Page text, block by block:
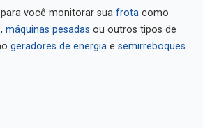
você monitorar sua frota como
máquinas pesadas ou outros tipos de
geradores de energia e semirreboques